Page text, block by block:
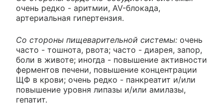
очень редко - аритмии, AV-блокада,
артериальная гипертензия.
Со стороны пищеварительной системы: очень
часто - тошнота, рвота; часто - диарея, запор,
боли в животе; иногда - повышение активности
ферментов печени, повышение концентрации
ЩФ в крови; очень редко - панкреатит и/или
повышение уровня липазы и/или амилазы,
гепатит.